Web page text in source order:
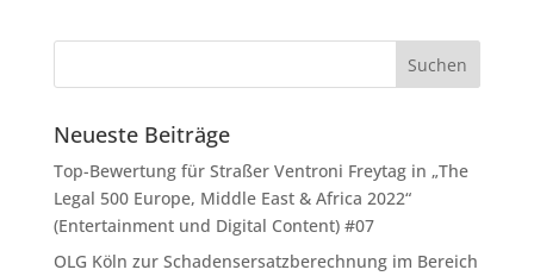
Neueste Beiträge
Top-Bewertung für Straßer Ventroni Freytag in „The
Legal 500 Europe, Middle East & Africa 2022“
(Entertainment und Digital Content) #07
OLG Köln zur Schadensersatzberechnung im Bereich